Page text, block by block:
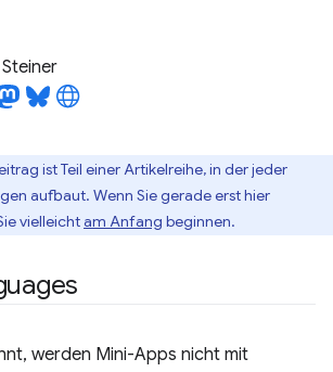
ist Teil einer Artikelreihe, in der jeder
aufbaut. Wenn Sie gerade erst hier
vielleichtam Anfang beginnen.
werden Mini-Apps nicht mit